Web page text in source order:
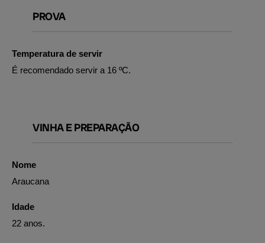
PROVA
Temperatura de servir
É recomendado servir a 16 ºC.
VINHA E PREPARAÇÃO
Nome
Araucana
Idade
22 anos.